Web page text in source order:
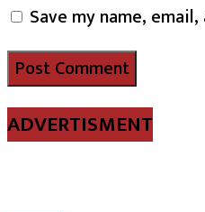
Save my name,
ADVERTISMENT